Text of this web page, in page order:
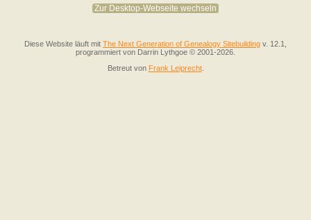
Zur Desktop-Webseite wechseln
Diese Website läuft mit The Next Generation of Genealogy Sitebuilding v. 12.1,
programmiert von Darrin Lythgoe © 2001-2026.
Betreut von Frank Leiprecht.